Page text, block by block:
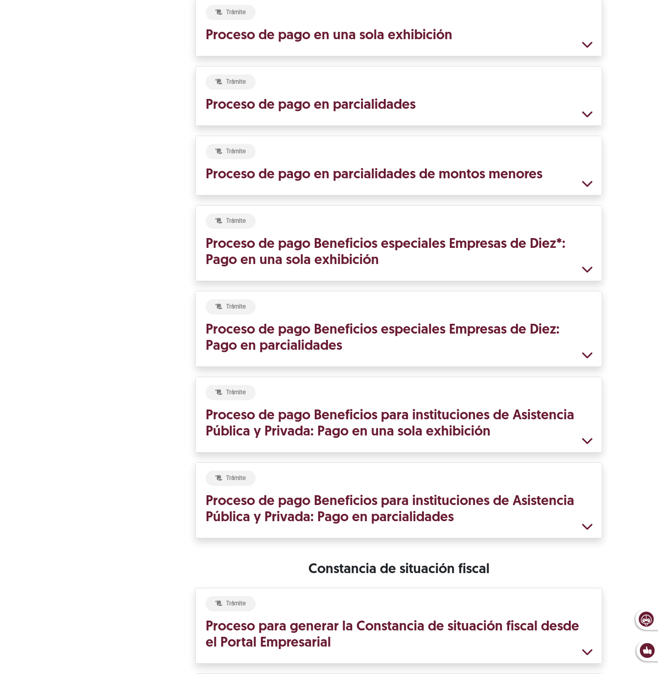
Trámite
Proceso de pago en una sola exhibición
Trámite
Proceso de pago en parcialidades
Trámite
Proceso de pago en parcialidades de montos menores
Trámite
Proceso de pago Beneficios especiales Empresas de Diez*:
Pago en una sola exhibición
Trámite
Proceso de pago Beneficios especiales Empresas de Diez:
Pago en parcialidades
Trámite
Proceso de pago Beneficios para instituciones de Asistencia
Pública y Privada: Pago en una sola exhibición
Trámite
Proceso de pago Beneficios para instituciones de Asistencia
Pública y Privada: Pago en parcialidades
Constancia de situación fiscal
Trámite
Proceso para generar la Constancia de situación fiscal desde
el Portal Empresarial